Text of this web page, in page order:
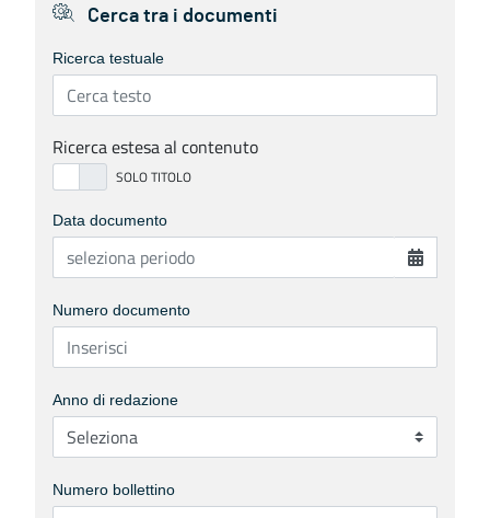
Cerca tra i documenti
Ricerca testuale
Ricerca estesa al contenuto
Data documento
Numero documento
Anno di redazione
Numero bollettino